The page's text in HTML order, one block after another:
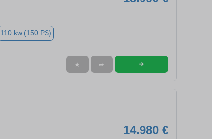
110 kw (150 PS)
★ ➦ ➜
14.980 €